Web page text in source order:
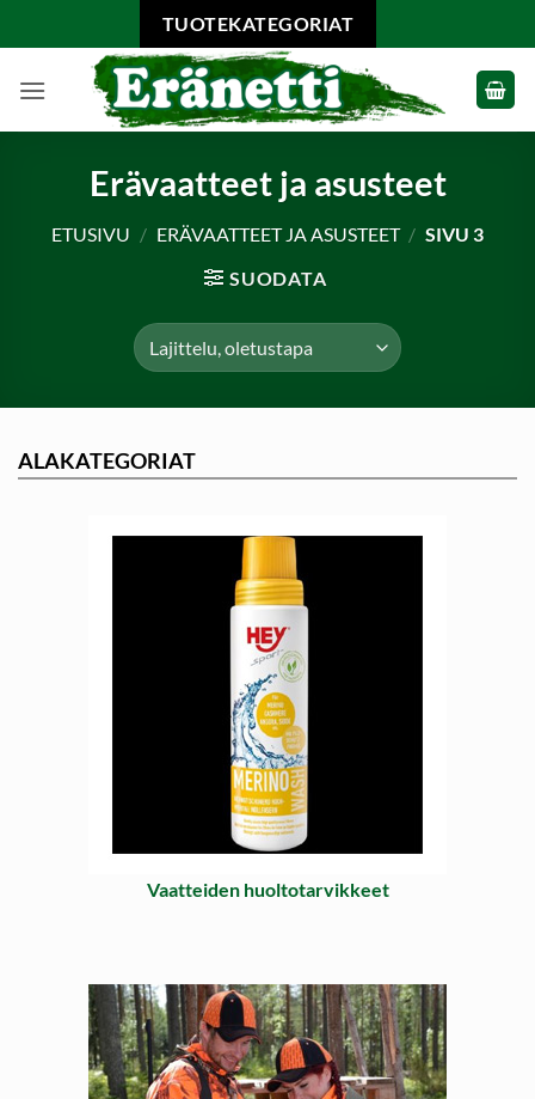
to
TUOTEKATEGORIAT
Erävaatteet ja asusteet
ETUSIVU / ERÄVAATTEET JA ASUSTEET / SIVU 3
SUODATA
ALAKATEGORIAT
Vaatteiden huoltotarvikkeet